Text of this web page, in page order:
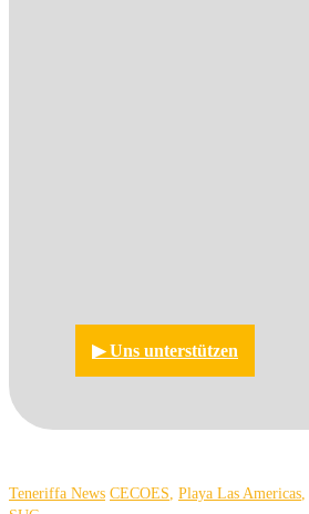
▶︎ Uns unterstützen
Teneriffa News CECOES, Playa Las Americas,